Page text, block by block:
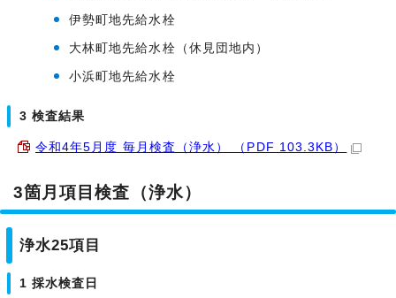
伊勢町地先給水栓
大林町地先給水栓（休見団地内）
小浜町地先給水栓
3 検査結果
令和4年5月度 毎月検査（浄水） （PDF 103.3KB）
3箇月項目検査（浄水）
浄水25項目
1 採水検査日